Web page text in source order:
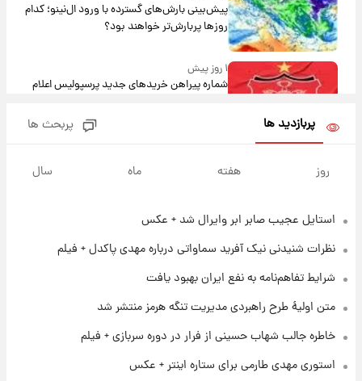
پیش‌بینی بارش‌های گسترده با ورود ال‌نینو؛ کدام
روزها پربارش‌تر خواهند بود؟
۱ روز پیش
شماره پیراهن خریدهای جدید پرسپولیس اعلام
شد+فیلم
۱ روز پیش
امروز پنجشنبه ۱۵ مرداد ۱۴۰۵ +جدول
قیمت طلا و سکه امروز پنجشنبه ۱۵ مرداد ۱۴۰۵
۱ روز پیش
پربازدید ها پربحث ها
روز هفته ماه سال
استایل عجیب صابر ابر وایرال شد + عکس
نظرات شنیدنی نیک آفرید سماواتی درباره مهدی پاکدل + فیلم
شرایط تفاهم‌نامه به نفع ایران بهبود یافت
متن اولیۀ طرح راهبردی مدیریت تنگه هرمز منتشر شد
خاطره جالب شهاب حسینی از فرار در دوره سربازی + فیلم
استوری مهدی طارمی برای ستاره اینتر + عکس